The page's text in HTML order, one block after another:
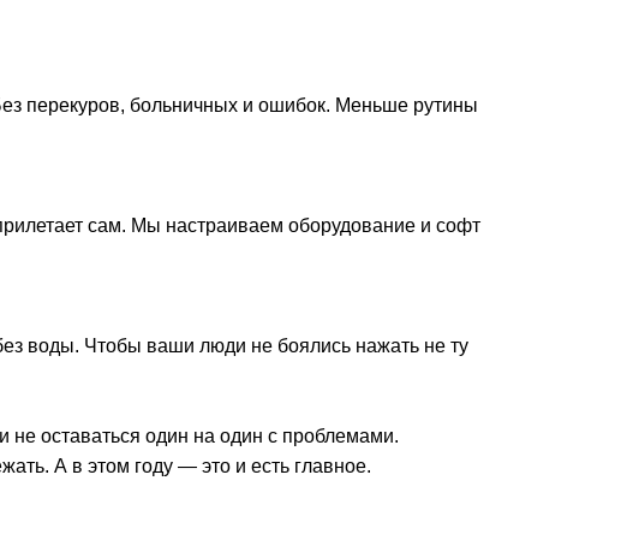
перекуров, больничных и ошибок. Меньше рутины
сам. Мы настраиваем оборудование и софт
воды. Чтобы ваши люди не боялись нажать не ту
не оставаться один на один с проблемами.
А в этом году — это и есть главное.